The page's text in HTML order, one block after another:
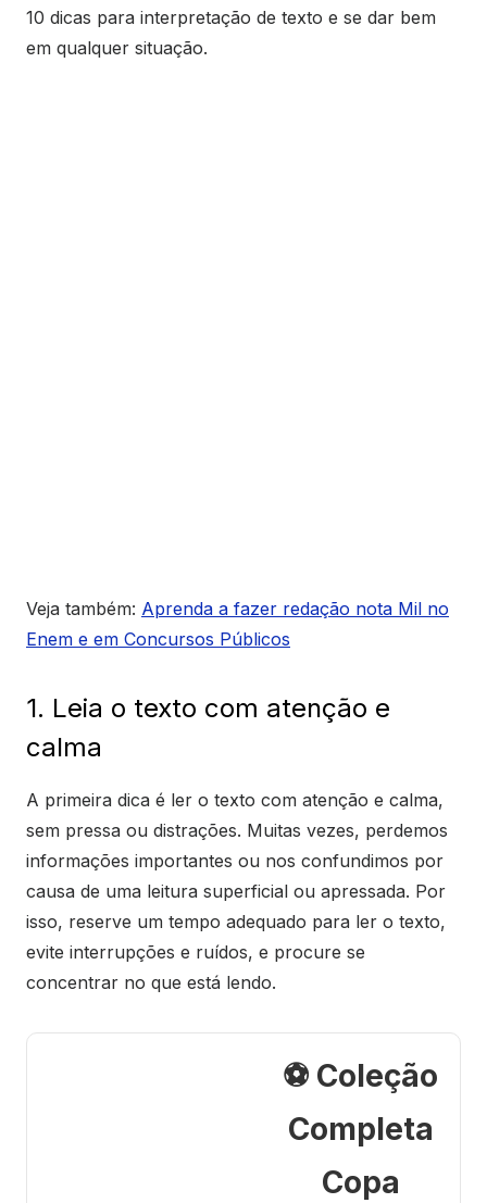
10 dicas para interpretação de texto e se dar bem
em qualquer situação.
Veja também: Aprenda a fazer redação nota Mil no
Enem e em Concursos Públicos
1. Leia o texto com atenção e
calma
A primeira dica é ler o texto com atenção e calma,
sem pressa ou distrações. Muitas vezes, perdemos
informações importantes ou nos confundimos por
causa de uma leitura superficial ou apressada. Por
isso, reserve um tempo adequado para ler o texto,
evite interrupções e ruídos, e procure se
concentrar no que está lendo.
⚽ Coleção
Completa
Copa